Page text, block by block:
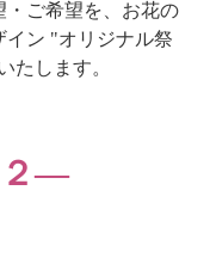
・ご希望を、お花の
イン "オリジナル祭
たします。
２―